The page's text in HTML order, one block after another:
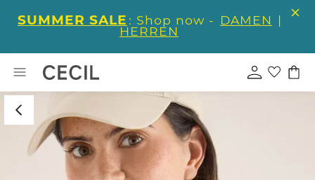
SUMMER SALE : Shop now - DAMEN |
HERREN